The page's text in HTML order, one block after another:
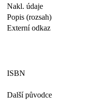
Nakl. údaje
Popis (rozsah)
Externí odkaz
ISBN
Další původce